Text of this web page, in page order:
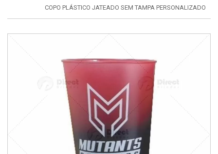
COPO PLÁSTICO JATEADO SEM TAMPA PERSONALIZADO